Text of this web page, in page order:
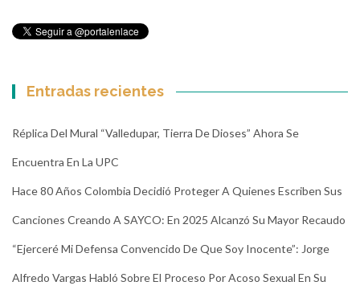
Entradas recientes
Réplica Del Mural “Valledupar, Tierra De Dioses” Ahora Se
Encuentra En La UPC
Hace 80 Años Colombia Decidió Proteger A Quienes Escriben Sus
Canciones Creando A SAYCO: En 2025 Alcanzó Su Mayor Recaudo
“Ejerceré Mi Defensa Convencido De Que Soy Inocente”: Jorge
Alfredo Vargas Habló Sobre El Proceso Por Acoso Sexual En Su